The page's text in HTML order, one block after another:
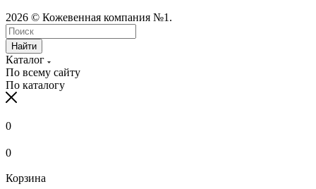
2026 © Кожевенная компания №1.
Найти
Каталог
По всему сайту
По каталогу
0
0
Корзина